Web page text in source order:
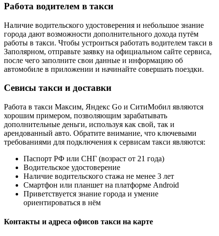
Работа водителем в такси
Наличие водительского удостоверения и небольшое знание
города дают возможности дополнительного дохода путём
работы в такси. Чтобы устроиться работать водителем такси в
Заполярном, отправьте заявку на официальном сайте сервиса,
после чего заполните свои данные и информацию об
автомобиле в приложении и начинайте совершать поездки.
Севисы такси и доставки
Работа в такси Максим, Яндекс Go и СитиМобил являются
хорошим примером, позволяющим зарабатывать
дополнительные деньги, используя как свой, так и
арендованный авто. Обратите внимание, что ключевыми
требованиями для подключения к сервисам такси являются:
Паспорт РФ или СНГ (возраст от 21 года)
Водительское удостоверение
Наличие водительского стажа не менее 3 лет
Смартфон или планшет на платформе Android
Приветствуется знание города и умение
ориентироваться в нём
Контакты и адреса офисов такси на карте